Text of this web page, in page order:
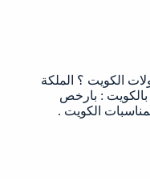
الكويت ؟ الملكة
بالكويت : بارخص
الكويت .